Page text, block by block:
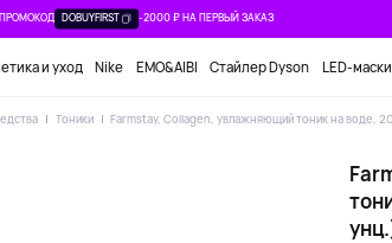
ПРОМОКОД DOBUYFIRST -2000 ₽ НА ПЕРВЫЙ ЗАКАЗ
и уход Nike EMO&AIBI Стайлер Dyson LED-маски
Тоники Farmstay, Collagen, увлажняющий тоник на воде,